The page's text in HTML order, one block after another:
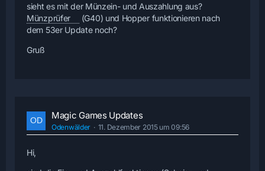
sieht es mit der Münzein- und Auszahlung aus?
Münzprüfer
(G40) und Hopper funktionieren nach
dem 53er Update noch?
Gruß
Magic Games Updates
Odenwälder 11. Dezember 2015 um 09:56
Hi,